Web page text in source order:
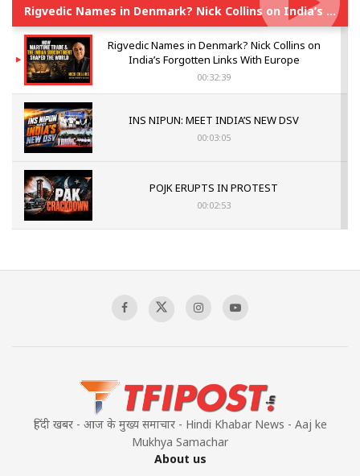
Rigvedic Names in Denmark? Nick Collins on India’s Forgotten Links With Europe
Rigvedic Names in Denmark? Nick Collins on
India’s Forgotten Links With Europe
00:32:39
INS NIPUN: MEET INDIA’S NEW DSV
00:03:05
POJK ERUPTS IN PROTEST
00:02:53
Sagar
हिंदी खबर - आज के मुख्य समाचार - Hindi Khabar News - Aaj ke
Mukhya Samachar
About us